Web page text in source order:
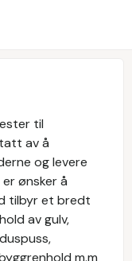
til
av å
og levere
ønsker å
tilbyr et bredt
av gulv,
m.m